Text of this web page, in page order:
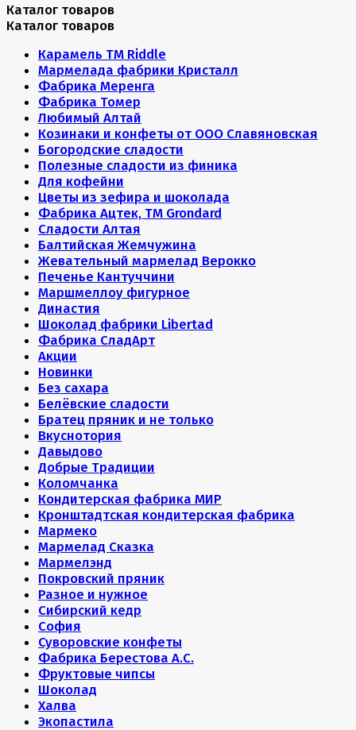
Каталог товаров
Каталог товаров
Карамель ТМ Riddle
Мармелада фабрики Кристалл
Фабрика Меренга
Фабрика Томер
Любимый Алтай
Козинаки и конфеты от ООО Славяновская
Богородские сладости
Полезные сладости из финика
Для кофейни
Цветы из зефира и шоколада
Фабрика Ацтек, ТМ Grondard
Сладости Алтая
Балтийская Жемчужина
Жевательный мармелад Верокко
Печенье Кантуччини
Маршмеллоу фигурное
Династия
Шоколад фабрики Libertad
Фабрика СладАрт
Акции
Новинки
Без сахара
Белёвские сладости
Братец пряник и не только
Вкуснотория
Давыдово
Добрые Традиции
Коломчанка
Кондитерская фабрика МИР
Кронштадтская кондитерская фабрика
Мармеко
Мармелад Сказка
Мармелэнд
Покровский пряник
Разное и нужное
Сибирский кедр
София
Суворовские конфеты
Фабрика Берестова А.С.
Фруктовые чипсы
Шоколад
Халва
Экопастила